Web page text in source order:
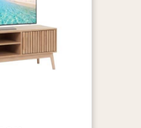
crochets
à des vis
un
ajusté.